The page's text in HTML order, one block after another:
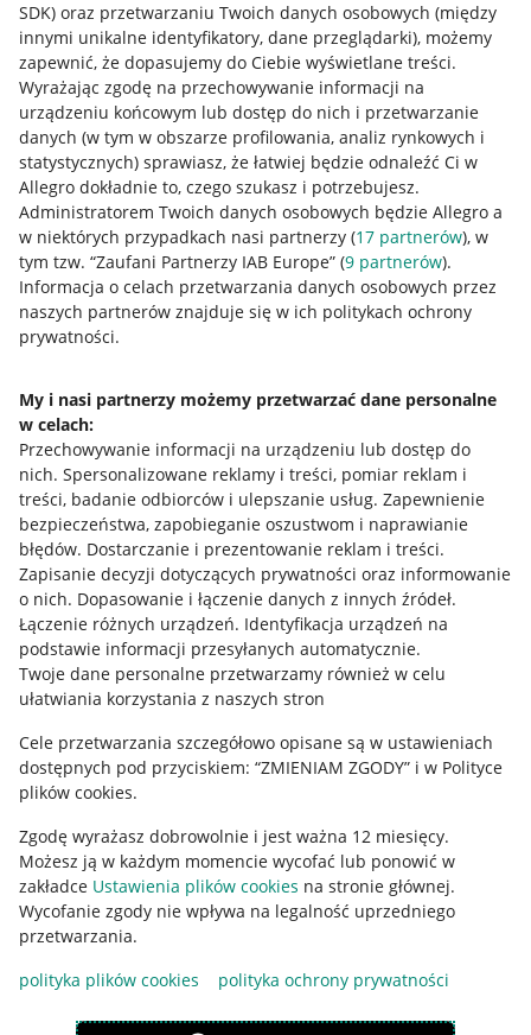
SDK) oraz przetwarzaniu Twoich danych osobowych (między
innymi unikalne identyfikatory, dane przeglądarki), możemy
zapewnić, że dopasujemy do Ciebie wyświetlane treści.
Wyrażając zgodę na przechowywanie informacji na
urządzeniu końcowym lub dostęp do nich i przetwarzanie
danych (w tym w obszarze profilowania, analiz rynkowych i
statystycznych) sprawiasz, że łatwiej będzie odnaleźć Ci w
Allegro dokładnie to, czego szukasz i potrzebujesz.
Administratorem Twoich danych osobowych będzie Allegro a
w niektórych przypadkach nasi partnerzy (17 partnerów), w
tym tzw. “Zaufani Partnerzy IAB Europe” (9 partnerów).
Informacja o celach przetwarzania danych osobowych przez
naszych partnerów znajduje się w ich politykach ochrony
prywatności.
My i nasi partnerzy możemy przetwarzać dane personalne
w celach:
Przechowywanie informacji na urządzeniu lub dostęp do
nich. Spersonalizowane reklamy i treści, pomiar reklam i
treści, badanie odbiorców i ulepszanie usług. Zapewnienie
bezpieczeństwa, zapobieganie oszustwom i naprawianie
błędów. Dostarczanie i prezentowanie reklam i treści.
Zapisanie decyzji dotyczących prywatności oraz informowanie
o nich. Dopasowanie i łączenie danych z innych źródeł.
Łączenie różnych urządzeń. Identyfikacja urządzeń na
podstawie informacji przesyłanych automatycznie.
Twoje dane personalne przetwarzamy również w celu
ułatwiania korzystania z naszych stron
Cele przetwarzania szczegółowo opisane są w ustawieniach
dostępnych pod przyciskiem: “ZMIENIAM ZGODY” i w Polityce
plików cookies.
Zgodę wyrażasz dobrowolnie i jest ważna 12 miesięcy.
Możesz ją w każdym momencie wycofać lub ponowić w
zakładce Ustawienia plików cookies na stronie głównej.
Wycofanie zgody nie wpływa na legalność uprzedniego
przetwarzania.
polityka plików cookies
polityka ochrony prywatności
Przydatne informacje
Jak to działa
Allegro Gadane dla sprzedających
Allegro Gadane dla kupujących
Mapa miejscowości
Informacje prawne
Regulamin
Polityka plików "cookies"
Ustawienia plików "cookies"
Udostępnianie lokalizacji
Informacje dla Aktu o Usługach Cyfrowych
Pobierz aplikację